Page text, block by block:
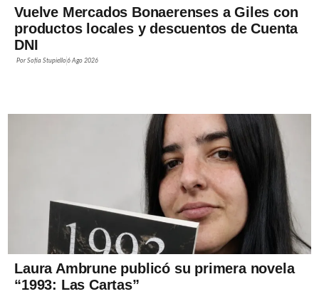
Vuelve Mercados Bonaerenses a Giles con
productos locales y descuentos de Cuenta
DNI
PorSofía Stupiello6 Ago 2026
Laura Ambrune publicó su primera novela
“1993: Las Cartas”